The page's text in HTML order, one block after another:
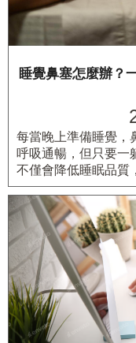
睡覺鼻塞怎麼辦？
每當晚上準備睡覺，
呼吸通暢，但只要一
不僅會降低睡眠品